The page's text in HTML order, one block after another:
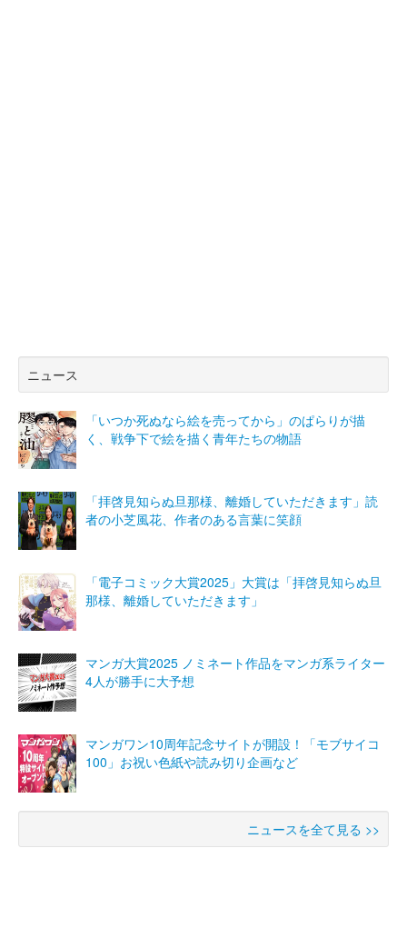
ニュース
「いつか死ぬなら絵を売ってから」のぱらりが描
く、戦争下で絵を描く青年たちの物語
「拝啓見知らぬ旦那様、離婚していただきます」読
者の小芝風花、作者のある言葉に笑顔
「電子コミック大賞2025」大賞は「拝啓見知らぬ旦
那様、離婚していただきます」
マンガ大賞2025 ノミネート作品をマンガ系ライター
4人が勝手に大予想
マンガワン10周年記念サイトが開設！「モブサイコ
100」お祝い色紙や読み切り企画など
ニュースを全て見る >>